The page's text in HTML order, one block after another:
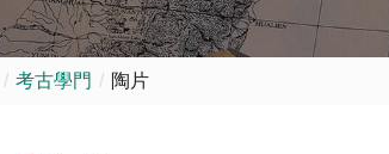
考古學門 陶片